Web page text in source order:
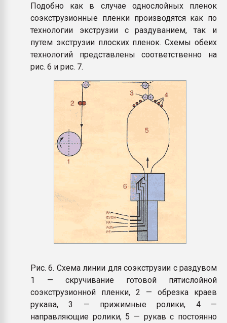
Подобно как в случае однослойных пленок
соэкструзионные пленки производятся как по
технологии экструзии с раздуванием, так и
путем экструзии плоских пленок. Схемы обеих
технологий представлены соответственно на
рис. 6 и рис. 7.
Рис. 6. Схема линии для соэкструзии с раздувом
1 — скручивание готовой пятислойной
соэкструзионной пленки, 2 — обрезка краев
рукава, 3 — прижимные ролики, 4 —
направляющие ролики, 5 — рукав с постоянно